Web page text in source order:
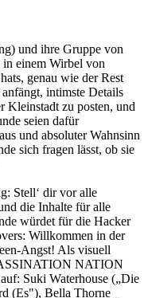
und ihre Gruppe von
in einem Wirbel von
genau wie der Rest
intimste Details
Kleinstadt zu posten, und
seien dafür
und absoluter Wahnsinn
sich fragen lässt, ob sie
Stell‘ dir vor alle
die Inhalte für alle
würdet für die Hacker
Willkommen in der
Angst! Als visuell
NATION
Suki Waterhouse („Die
(Es"), Bella Thorne